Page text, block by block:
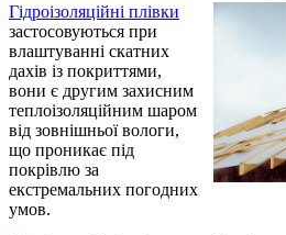
Гідроізоляційні плівки
застосовуються при
влаштуванні скатних
дахів із покриттями,
вони є другим захисним
теплоізоляційним шаром
від зовнішньої вологи,
що проникає під
покрівлю за
екстремальних погодних
умов.